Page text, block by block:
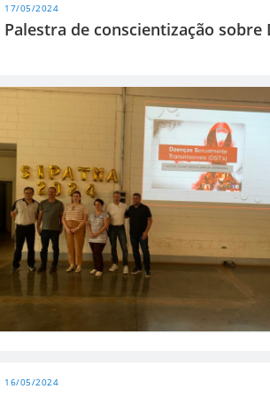
17/05/2024
Palestra de conscientização sobre
16/05/2024